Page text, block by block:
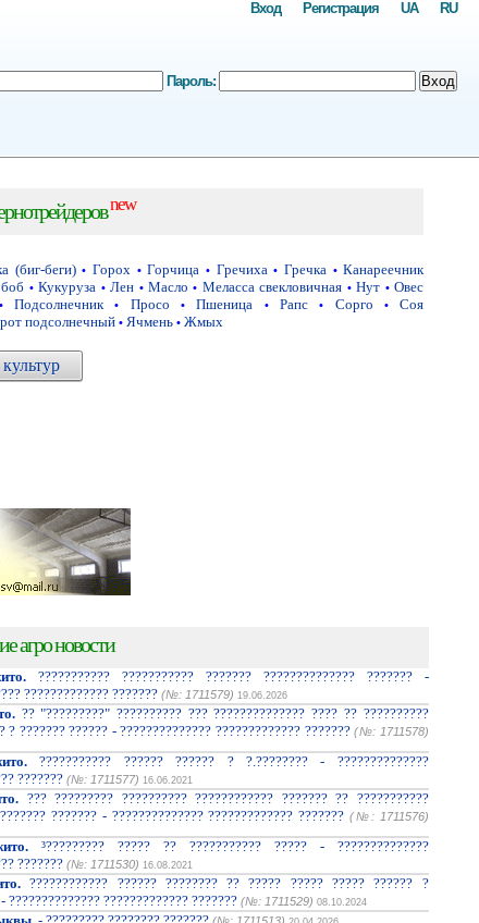
RU
UA
Регистрация
Вход
Пароль: Вход
new
(биг-беги) • Горох • Горчица • Гречиха • Гречка • Канареечник
• Кукуруза • Лен • Масло • Меласса свекловичная • Нут • Овес
• Подсолнечник • Просо • Пшеница • Рапс • Сорго • Соя
подсолнечный • Ячмень • Жмых
агро новости
??????????? ??????????? ??????? ?????????????? ??????? -
????????????? ??????? (№: 1711579) 19.06.2026
?? "?????????" ?????????? ??? ?????????????? ???? ?? ??????????
? ??????? ?????? - ?????????????? ????????????? ??????? (№: 1711578)
??????????? ?????? ?????? ? ?.???????? - ??????????????
??????? (№: 1711577) 16.06.2021
??? ????????? ?????????? ???????????? ??????? ?? ???????????
??????? - ?????????????? ????????????? ??????? (№: 1711576)
³????????? ????? ?? ??????????? ????? - ??????????????
??????? (№: 1711530) 16.08.2021
???????????? ?????? ???????? ?? ????? ????? ????? ?????? ?
?????????????? ????????????? ??????? (№: 1711529) 08.10.2024